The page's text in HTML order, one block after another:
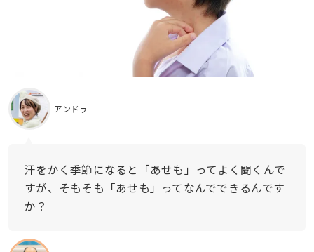
アンドゥ
汗をかく季節になると「あせも」ってよく聞くんで
すが、そもそも「あせも」ってなんでできるんです
か？